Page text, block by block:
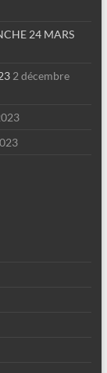
24 MARS
2 décembre